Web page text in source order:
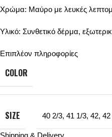
Χρώμα: Μαύρο με λευκές
Υλικό: Συνθετικό δέρμα,
Επιπλέον πληροφορίες
COLOR
SIZE 40 2/3, 41 1/3, 42, 42